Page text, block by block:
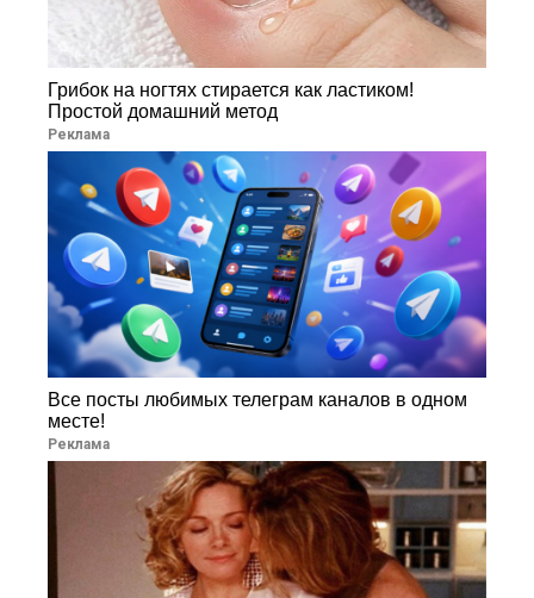
Грибок на ногтях стирается как ластиком!
Простой домашний метод
Реклама
Все посты любимых телеграм каналов в одном
месте!
Реклама